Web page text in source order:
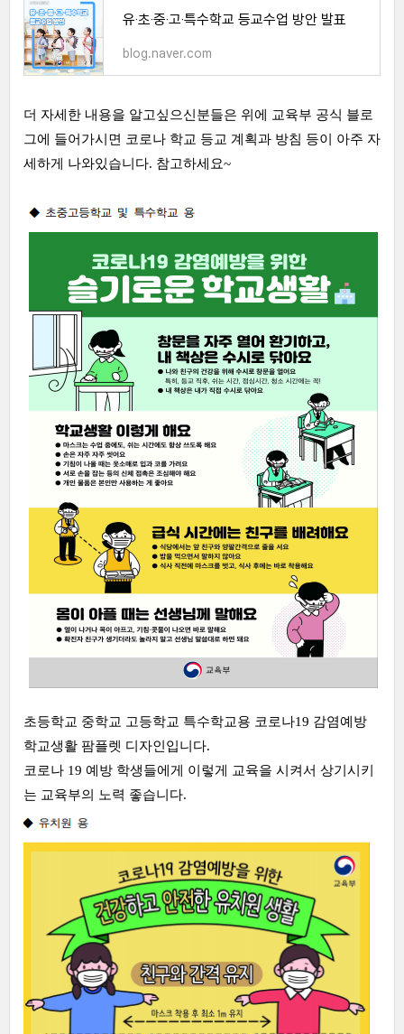
유‧초‧중‧고‧특수학교 등교수업 방안 발표
blog.naver.com
더 자세한 내용을 알고싶으신분들은 위에 교육부 공식 블로
그에 들어가시면 코로나 학교 등교 계획과 방침 등이 아주 자
세하게 나와있습니다. 참고하세요~
초등학교 중학교 고등학교 특수학교용 코로나19 감염예방
학교생활 팜플렛 디자인입니다.
코로나 19 예방 학생들에게 이렇게 교육을 시켜서 상기시키
는 교육부의 노력 좋습니다.